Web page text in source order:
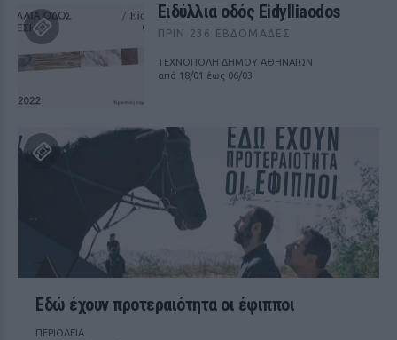
Ειδύλλια οδός Eidylliaodos
ΠΡΙΝ 236 ΕΒΔΟΜΆΔΕΣ
ΤΕΧΝΟΠΟΛΗ ΔΗΜΟΥ ΑΘΗΝΑΙΩΝ
από 18/01 έως 06/03
Εδώ έχουν προτεραιότητα οι έφιπποι
ΠΕΡΙΟΔΕΙΑ